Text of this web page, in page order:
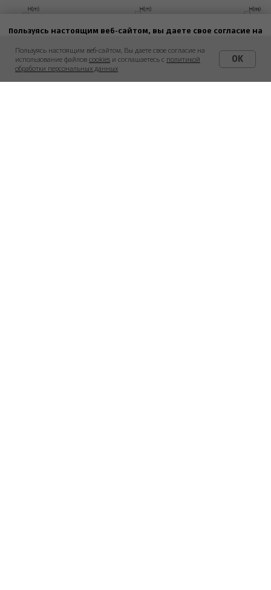
Пользуясь настоящим веб-сайтом, вы даете свое согласие на
ОК
Пользуясь настоящим веб-сайтом, Вы даете свое согласие на
использование файлов cookies и соглашаетесь с политикой
обработки персональных данных
OK